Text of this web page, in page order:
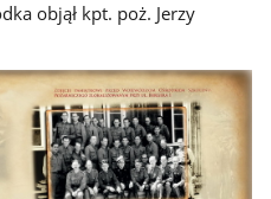
objął kpt. poż. Jerzy